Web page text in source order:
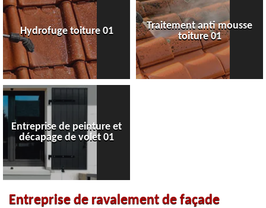
Hydrofuge toiture 01
Traitement anti mousse
toiture 01
Entreprise de peinture et
décapage de volet 01
Entreprise de ravalement de façade